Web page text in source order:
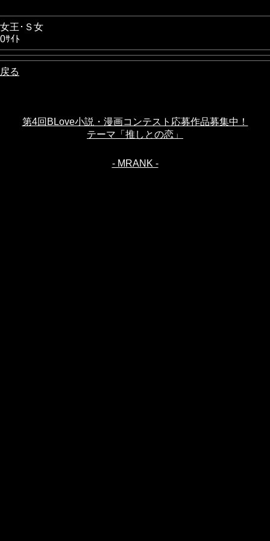
女王･Ｓ女
0ｻｲﾄ
戻る
第4回BLove小説・漫画コンテスト応募作品募集中！
テーマ「推しとの恋」
- MRANK -